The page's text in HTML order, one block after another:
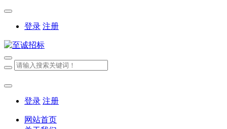
登录 注册
登录 注册
网站首页